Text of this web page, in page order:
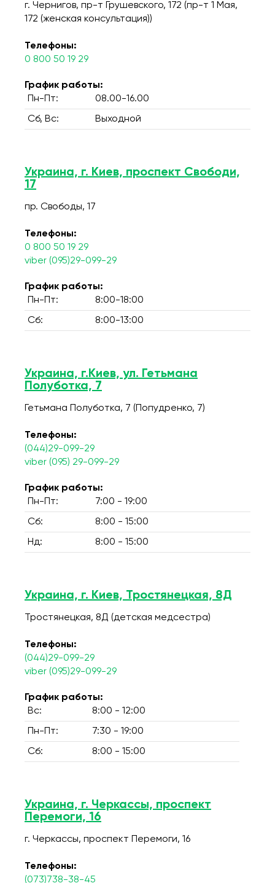
г. Чернигов, пр-т Грушевского, 172 (пр-т 1 Мая,
172 (женская консультация))
Телефоны:
0 800 50 19 29
График работы:
Пн-Пт:
08.00-16.00
Сб, Вс: Выходной
Украина, г. Киев, проспект Свободи,
17
пр. Свободы, 17
Телефоны:
0 800 50 19 29
viber (095)29-099-29
График работы:
Пн-Пт:
8:00-18:00
Сб: 8:00-13:00
Украина, г.Киев, ул. Гетьмана
Полуботка, 7
Гетьмана Полуботка, 7 (Попудренко, 7)
Телефоны:
(044)29-099-29
viber (095) 29-099-29
График работы:
Пн-Пт:
7:00 - 19:00
Сб: 8:00 - 15:00
Нд: 8:00 - 15:00
Украина, г. Киев, Тростянецкая, 8Д
Тростянецкая, 8Д (детская медсестра)
Телефоны:
(044)29-099-29
viber (095)29-099-29
График работы:
Вс:
8:00 - 12:00
Пн-Пт: 7:30 - 19:00
Сб: 8:00 - 15:00
Украина, г. Черкассы, проспект
Перемоги, 16
г. Черкассы, проспект Перемоги, 16
Телефоны:
(073)738-38-45